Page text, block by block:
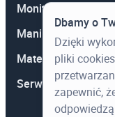
Monitory
Manipulatory 3D
Materiały
Serwis
Dbamy o
Dzięki
pliki
zapewnić,
Druk 3D
Egzamin
Google